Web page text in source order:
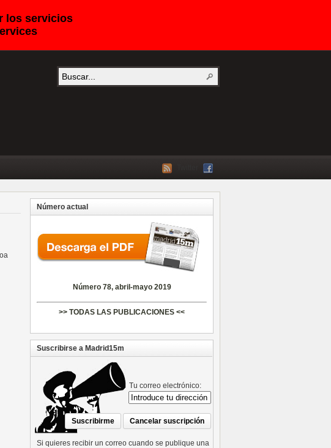
los servicios
Número actual
Número 78, abril-mayo 2019
>> TODAS LAS PUBLICACIONES <<
Suscribirse a Madrid15m
Tu correo electrónico:
Si quieres recibir un correo cuando se publique una